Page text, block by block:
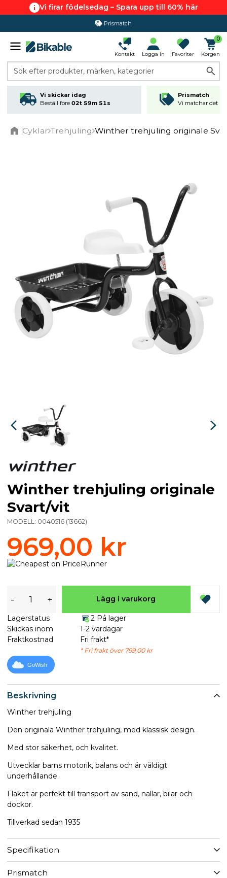
Vi firar födelsedag – Spara upp till 60% här
Prismatch
Kontakt Logga in Favoriter
0
Korgen
Sök efter produkter, märken, kategorier
Vi skickar idag
Beställ före 02t 59m 51s
Prismatch
Vi matchar det
Cyklar Trehjuling Winther trehjuling originale
Beskrivning
Winther trehjuling
Den originala Winther trehjuling, med klassisk design.
Med stor säkerhet, och kvalitet.
Utvecklar barns motorik, balans och är väldigt
underhållande.
Flaket är perfekt till transport av sand, nallar, bilar och
dockor.
Tillverkad sedan 1935
Specifikation
Prismatch
Winther trehjuling originale
Svart/vit
MODELL: 0040516 (13662)
969,00 kr
- + Lägg i varukorg
Lagerstatus
2 På lager
Skickas inom
1-2 vardagar
Fraktkostnad
Fri frakt*
* Fri frakt över 799,00 kr
GoWish